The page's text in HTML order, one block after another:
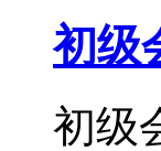
初级
初级